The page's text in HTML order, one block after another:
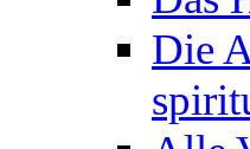
Die